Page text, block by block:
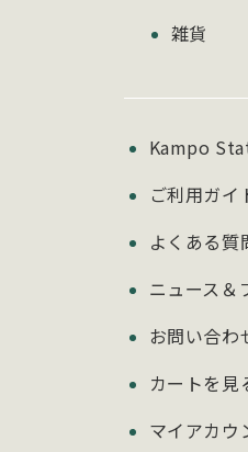
雑貨
Kampo
ご利用ガイ
よくある質
ニュース＆
お問い合わ
カートを見
マイアカウ